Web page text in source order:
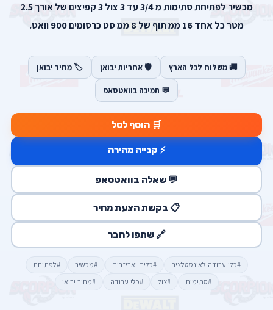
מכשיר לפתיחת סתימות מ 3/4 עד 3 צול 3 קפיצים של אורך 2.5
מטר כל אחד 16 ממ תוף של 8 ממ סט כרסומים 900 וואט.
🚚 משלוח לכל הארץ 🛡️ אחריות יבואן 🏷️ מחיר יבואן
💬 תמיכה בוואטסאפ
🛒 הוסף לסל
⚡ קנייה מהירה
💬 שאלה בוואטסאפ
📋 בקשת הצעת מחיר
🔗 שתפו לחבר
#כלי עבודה לאינסטלציה #כלים ואביזרים #מכשיר
#לפתיחת
#סתימות
#צול #כלי עבודה #מחיר יבואן